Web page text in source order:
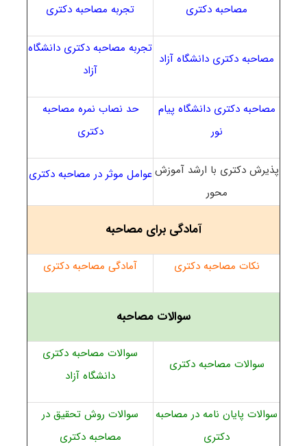
مصاحبه دکتری تجربه مصاحبه دکتری
مصاحبه دکتری دانشگاه آزاد
تجربه مصاحبه دکتری دانشگاه
آزاد
مصاحبه دکتری دانشگاه پیام
نور
حد نصاب نمره مصاحبه
دکتری
پذیرش دکتری با ارشد آموزش
محور
عوامل موثر در مصاحبه دکتری
آمادگی برای مصاحبه
نکات مصاحبه دکتری آمادگی مصاحبه دکتری
سوالات مصاحبه
سوالات مصاحبه دکتری
سوالات مصاحبه دکتری
دانشگاه آزاد
سوالات پایان نامه در مصاحبه
دکتری
سوالات روش تحقیق در
مصاحبه دکتری